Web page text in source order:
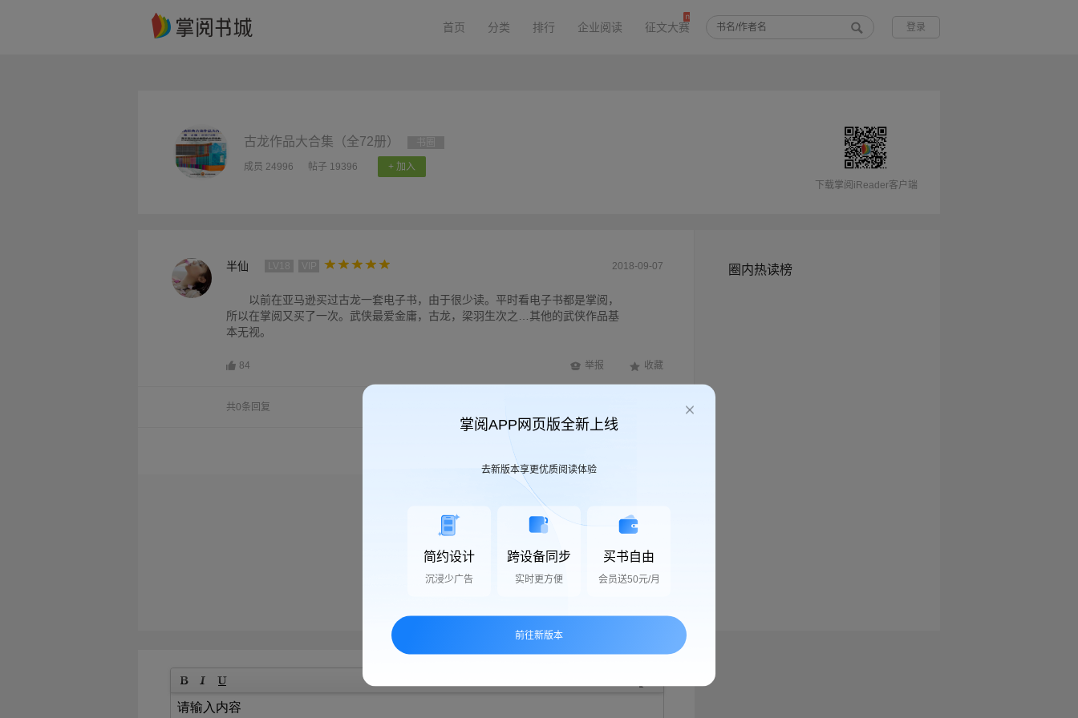
首页 分类 排行 企业阅读 征文大赛 登录
古龙作品大合集（全72册）
成员 24996 帖子 19396
+ 加入
下载掌阅iReader客户端
半仙 2018-09-07
以前在亚马逊买过古龙一套电子书，由于很少读。平时看电子书都是掌阅，
所以在掌阅又买了一次。武侠最爱金庸，古龙，梁羽生次之…其他的武侠作品基
本无视。
84 举报 收藏
共0条回复
圈内热读榜
掌阅APP网页版全新上线
去新版本享更优质阅读体验
简约设计
沉浸少广告
跨设备同步
实时更方便
买书自由
会员送50元/月
前往新版本